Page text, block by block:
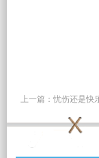
上一篇： 忧伤还是快